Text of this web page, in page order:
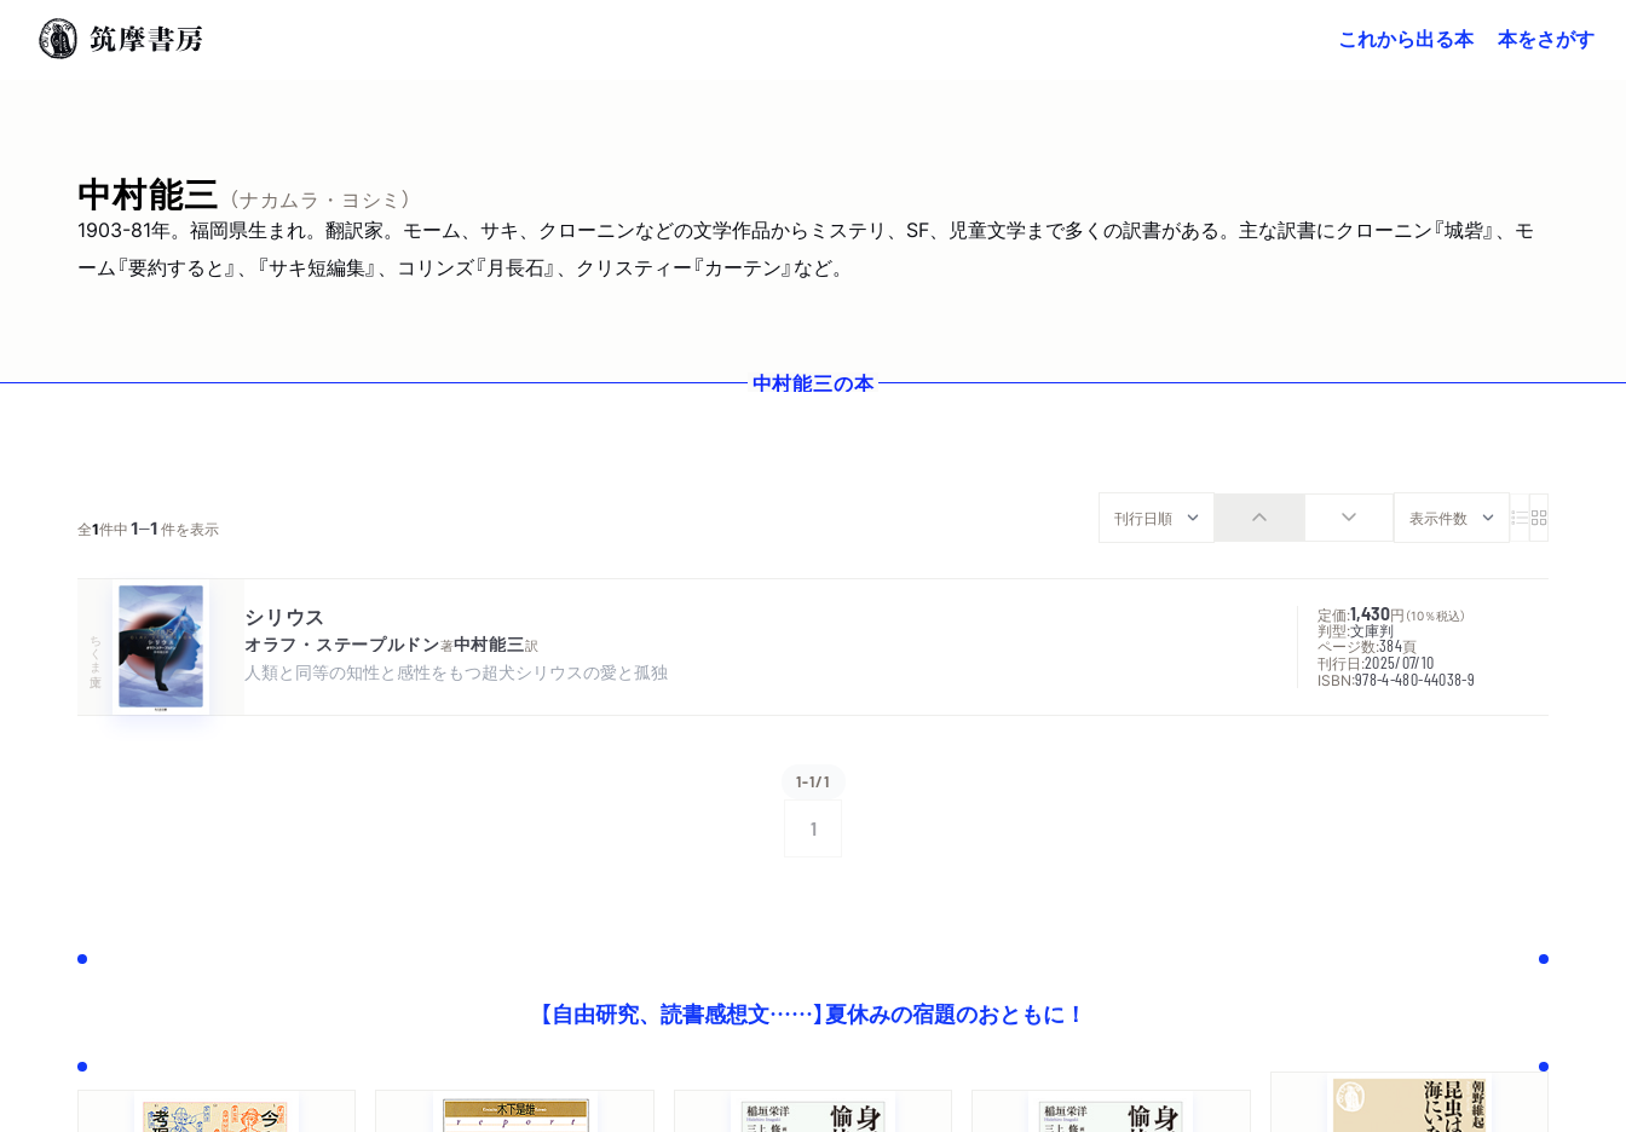
これから出る本 本をさがす
中村能三 （ナカムラ・ヨシミ）
1903-81年。福岡県生まれ。翻訳家。モーム、サキ、クローニンなどの文学作品からミステリ、SF、児童文学まで多くの訳書がある。主な訳書にクローニン『城砦』、モ
ーム『要約すると』、『サキ短編集』、コリンズ『月長石』、クリスティー『カーテン』など。
中村能三の本
全1件中1─1件を表示
ちくま文庫
シリウス
オラフ・ステープルドン著中村能三訳
人類と同等の知性と感性をもつ超犬シリウスの愛と孤独
定価:1,430円 （10％税込）
判型:文庫判
ページ数:384頁
刊行日:2025/07/10
ISBN:978-4-480-44038-9
1-1/1
1
【自由研究、読書感想文……】夏休みの宿題のおともに！